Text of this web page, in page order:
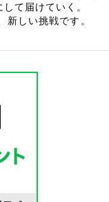
して届けていく。
新しい挑戦です。